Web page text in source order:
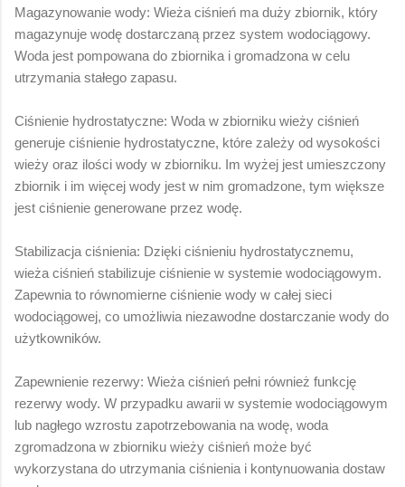
Magazynowanie wody: Wieża ciśnień ma duży zbiornik, który
magazynuje wodę dostarczaną przez system wodociągowy.
Woda jest pompowana do zbiornika i gromadzona w celu
utrzymania stałego zapasu.
Ciśnienie hydrostatyczne: Woda w zbiorniku wieży ciśnień
generuje ciśnienie hydrostatyczne, które zależy od wysokości
wieży oraz ilości wody w zbiorniku. Im wyżej jest umieszczony
zbiornik i im więcej wody jest w nim gromadzone, tym większe
jest ciśnienie generowane przez wodę.
Stabilizacja ciśnienia: Dzięki ciśnieniu hydrostatycznemu,
wieża ciśnień stabilizuje ciśnienie w systemie wodociągowym.
Zapewnia to równomierne ciśnienie wody w całej sieci
wodociągowej, co umożliwia niezawodne dostarczanie wody do
użytkowników.
Zapewnienie rezerwy: Wieża ciśnień pełni również funkcję
rezerwy wody. W przypadku awarii w systemie wodociągowym
lub nagłego wzrostu zapotrzebowania na wodę, woda
zgromadzona w zbiorniku wieży ciśnień może być
wykorzystana do utrzymania ciśnienia i kontynuowania dostaw